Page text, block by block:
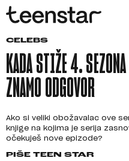
CELEBS
KADA STIŽE 4.
ZNAMO ODGOVOR
Ako si veliki obožavalac ove
knjige na kojima je serija
očekuješ nove epizode?
PIŠE TEEN STAR